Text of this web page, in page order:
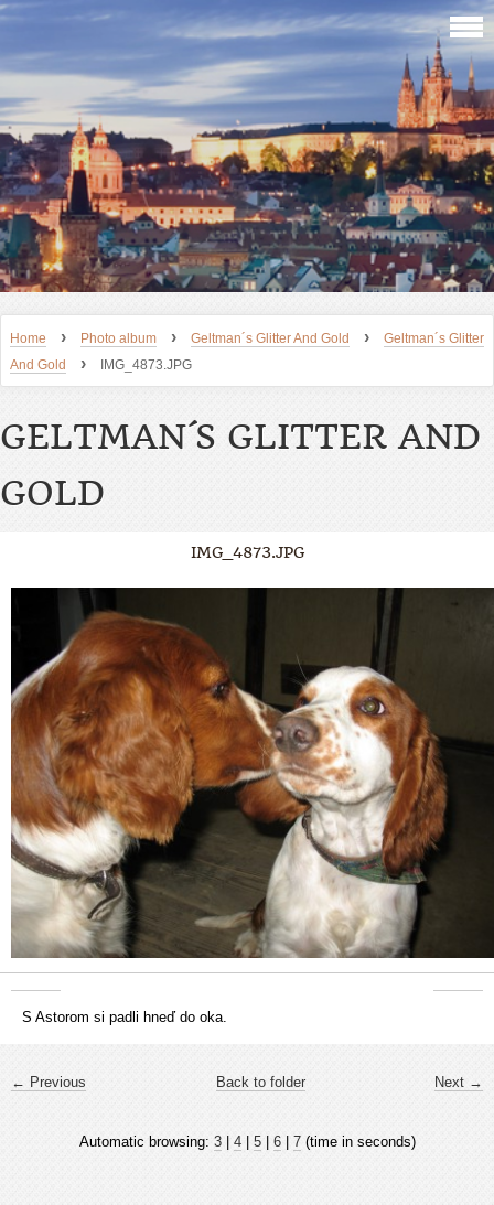
Home › Photo album › Geltman´s Glitter And Gold ›
Geltman´s Glitter
And Gold
› IMG_4873.JPG
GELTMAN´S GLITTER AND
GOLD
IMG_4873.JPG
S Astorom si padli hneď do oka.
← Previous Next →
Back to folder
Automatic browsing: 3| 4| 5| 6| 7(time in seconds)